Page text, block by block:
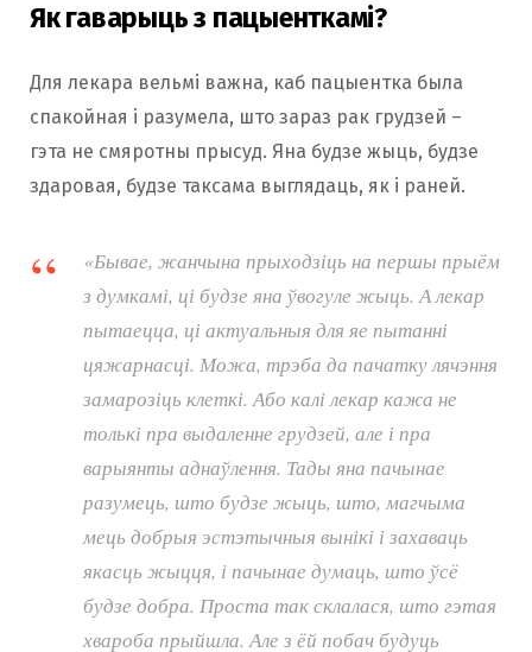
Як гаварыць з пацыенткамі?
Для лекара вельмі важна, каб пацыентка была
спакойная і разумела, што зараз рак грудзей –
гэта не смяротны прысуд. Яна будзе жыць, будзе
здаровая, будзе таксама выглядаць, як і раней.
«Бывае, жанчына прыходзіць на першы прыём
з думкамі, ці будзе яна ўвогуле жыць. А лекар
пытаецца, ці актуальныя для яе пытанні
цяжарнасці. Можа, трэба да пачатку лячэння
замарозіць клеткі. Або калі лекар кажа не
толькі пра выдаленне грудзей, але і пра
варыянты аднаўлення. Тады яна пачынае
разумець, што будзе жыць, што, магчыма
мець добрыя эстэтычныя вынікі і захаваць
якасць жыцця, і пачынае думаць, што ўсё
будзе добра. Проста так склалася, што гэтая
хвароба прыйшла. Але з ёй побач будуць